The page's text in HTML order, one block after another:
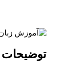
توضیحات